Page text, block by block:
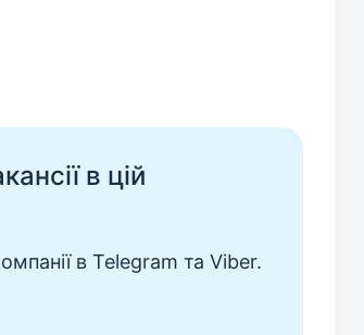
в цій
в Telegram та Viber.